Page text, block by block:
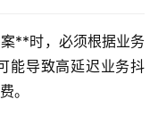
**时，必须根据业务
能导致高延迟业务抖
。